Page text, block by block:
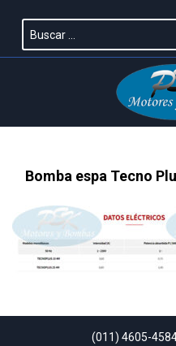
Bomba espa Tecno
(011) 4605-